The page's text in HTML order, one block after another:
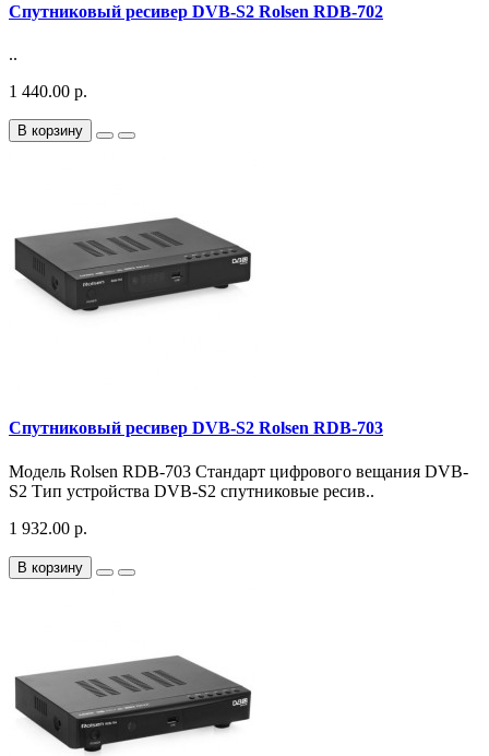
Спутниковый ресивер DVB-S2 Rolsen RDB-702
..
1 440.00 р.
В корзину
Спутниковый ресивер DVB-S2 Rolsen RDB-703
Модель Rolsen RDB-703 Стандарт цифрового вещания DVB-
S2 Тип устройства DVB-S2 спутниковые ресив..
1 932.00 р.
В корзину